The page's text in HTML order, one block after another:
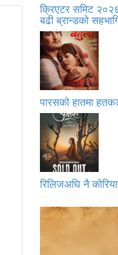
क्रिएटर समिट
बढी ब्रान्डको
पारसको हातमा
रिलिजअघि नै